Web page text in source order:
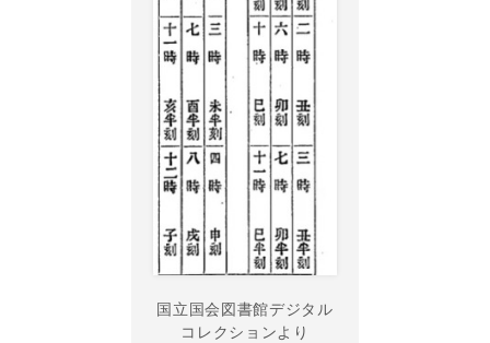
国立国会図書館デジタル
コレクションより